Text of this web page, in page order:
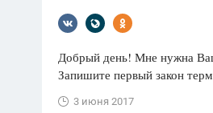
3273 ответа
3460 ответов
ФИПИ
ответов
Добрый день! Мне нужна
Запишите первый закон
3 июня 2017